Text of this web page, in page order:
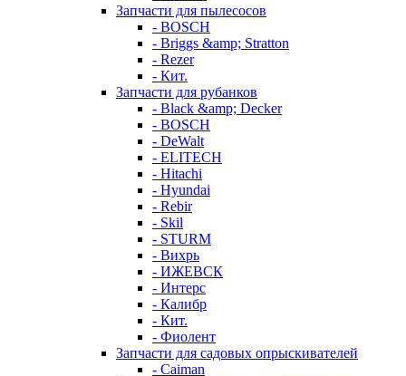
Запчасти для пылесосов
- BOSCH
- Briggs &amp; Stratton
- Rezer
- Кит.
Запчасти для рубанков
- Black &amp; Decker
- BOSCH
- DeWalt
- ELITECH
- Hitachi
- Hyundai
- Rebir
- Skil
- STURM
- Вихрь
- ИЖЕВСК
- Интерс
- Калибр
- Кит.
- Фиолент
Запчасти для садовых опрыскивателей
- Caiman